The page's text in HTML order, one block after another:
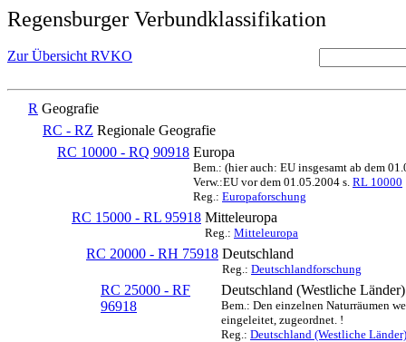
Regensburger Verbundklassifikation
Zur Übersicht RVKO
R Geografie
RC - RZ Regionale Geografie
RC 10000 - RQ 90918 Europa
Bem.: (hier auch: EU insgesamt ab dem
Verw.:EU vor dem 01.05.2004 s. RL 10000
Reg.: Europaforschung
RC 15000 - RL 95918 Mitteleuropa
Reg.: Mitteleuropa
RC 20000 - RH 75918 Deutschland
Reg.: Deutschlandforschung
RC 25000 - RF
96918
Deutschland (Westliche Länder)
Bem.: Den einzelnen Naturräumen
eingeleitet, zugeordnet. !
Reg.: Deutschland (Westliche Länder)